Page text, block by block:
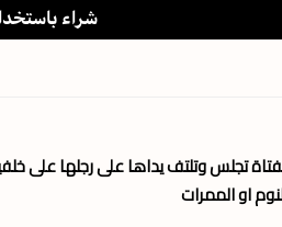
تجلس وتلتف يداها على رجلها على
او الممرات